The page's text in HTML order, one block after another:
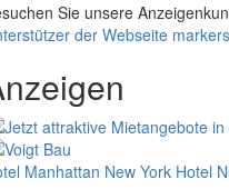
Sie unsere
der Webseite
Manhattan New York Hotel